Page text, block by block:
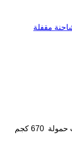
مقفلة
حمولة 670 كجم